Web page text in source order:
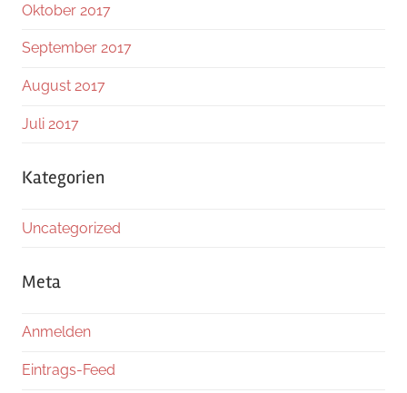
Oktober 2017
September 2017
August 2017
Juli 2017
Kategorien
Uncategorized
Meta
Anmelden
Eintrags-Feed